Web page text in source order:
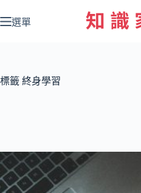
至
容
選單
標籤 終身學習